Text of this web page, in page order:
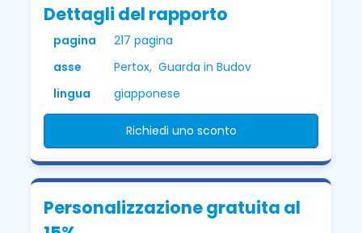
Dettagli del rapporto
pagina
217 pagina
asse
Pertox, Guarda in Budov
lingua
giapponese
Richiedi uno sconto
Personalizzazione gratuita al